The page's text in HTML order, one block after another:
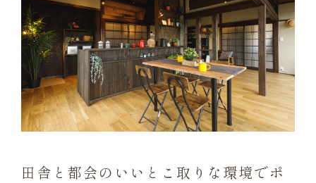
田舎と都会のいいとこ取りな環境でポ